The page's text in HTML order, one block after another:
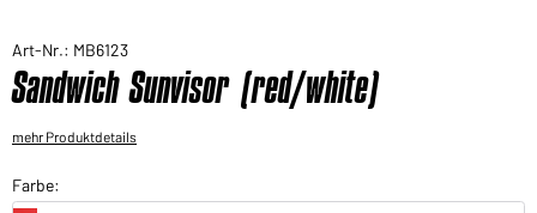
Art-Nr.: MB6123
Sandwich Sunvisor (red/white)
mehr Produktdetails